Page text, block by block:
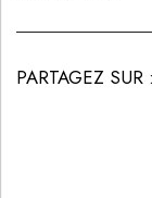
PARTAGEZ SUR :